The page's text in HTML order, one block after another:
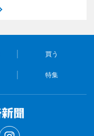
買う
特集